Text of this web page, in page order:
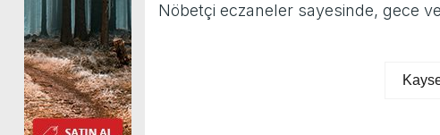
Nöbetçi eczaneler sayesinde, gece